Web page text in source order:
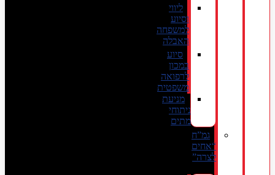
ליווי
וסיוע
למשפחה
האבלה
סיוע
במכון
לרפואה
משפטית
מניעת
ניתוחי
מתים
גמ”ח
“אחים
לצרה”